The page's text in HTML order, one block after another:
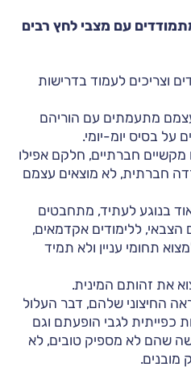
עם מצבי לחץ רבים
וצריכים לעמוד בדרישות
מתעמתים עם הוריהם
על בסיס יומ-יומי.
מקשיים חברתיים, חלקם אפילו
חברתית, לא מוצאים עצמם
בנוגע לעתיד, מתחבטים
הצבאי, ללימודים אקדמאים,
תחומי עניין ולא תמיד
את זהותם המינית.
החיצוני שלהם, דבר העלול
כפייתית לגבי הופעתם וגם
שהם לא מספיק טובים, לא
מובנים.